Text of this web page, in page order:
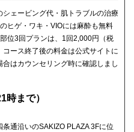
ェービング代・肌トラブルの治療
ヒゲ・ワキ・VIOには麻酔も無料
位3回プランは、1回2,000円（税
ース終了後の料金は公式サイトに
はカウンセリング時に確認しまし
時まで）
通沿いのSAKIZO PLAZA 3Fに位